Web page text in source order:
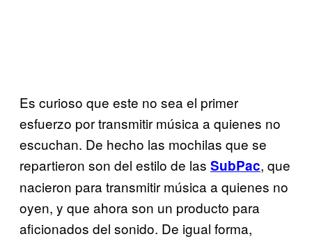
Es curioso que este no sea el primer
esfuerzo por transmitir música a quienes no
escuchan. De hecho las mochilas que se
repartieron son del estilo de las SubPac, que
nacieron para transmitir música a quienes no
oyen, y que ahora son un producto para
aficionados del sonido. De igual forma,